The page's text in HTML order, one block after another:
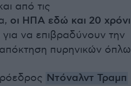
από τις
οι ΗΠΑ εδώ και 20
για να επιβραδύνουν την
πυρηνικών
Ντόναλντ Τραμπ